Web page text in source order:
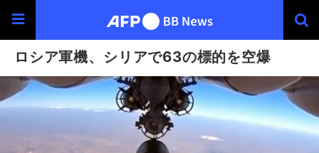
ロシア軍機、シリアで63の標的を空爆